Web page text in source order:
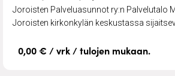
Joroisten Palveluasunnot ry:n Palvelutalo
Joroisten kirkonkylän keskustassa
0,00 € / vrk / tulojen mukaan.